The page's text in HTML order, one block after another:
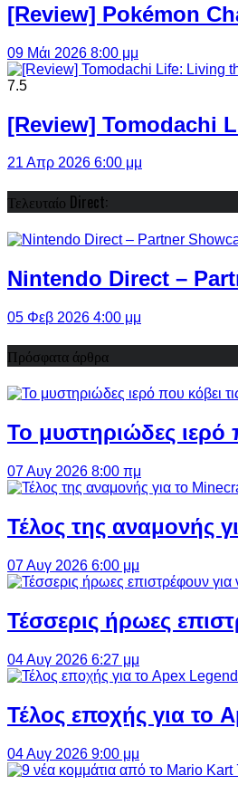
[Review] Pokémon
09 Μάι 2026 8:00 μμ
7.5
[Review] Tomodachi
21 Απρ 2026 6:00 μμ
Τελευταίο Direct:
Nintendo Direct –
05 Φεβ 2026 4:00 μμ
Πρόσφατα άρθρα
Το μυστηριώδες ιερό
07 Αυγ 2026 8:00 πμ
Τέλος της αναμονής
07 Αυγ 2026 6:00 μμ
Τέσσερις ήρωες
04 Αυγ 2026 6:27 μμ
Τέλος εποχής για το
04 Αυγ 2026 9:00 μμ